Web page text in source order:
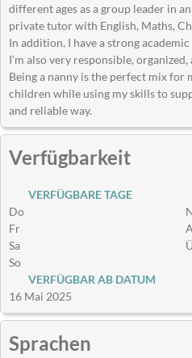
different ages as a group leader in
private tutor with English, Maths,
In addition, I have a strong
I’m also very responsible,
Being a nanny is the perfect mix for
children while using my skills to
and reliable way.
Verfügbarkeit
VERFÜGBARE TAGE
Do
Fr
Sa
So
VERFÜGBAR AB DATUM
16 Mai 2025
Sprachen